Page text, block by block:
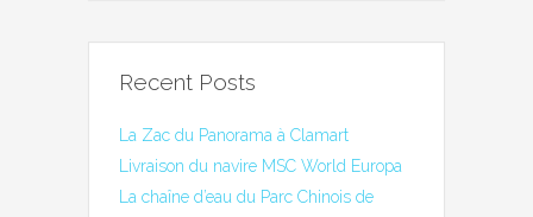
Recent Posts
La Zac du Panorama à Clamart
Livraison du navire MSC World Europa
La chaîne d’eau du Parc Chinois de